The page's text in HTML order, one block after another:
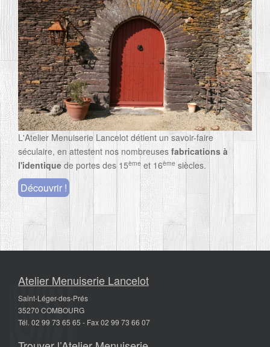
L'Atelier Menuiserie Lancelot détient un savoir-faire
séculaire, en attestent nos nombreuses fabrications à
l'identique de portes des 15ème et 16ème siècles.
Découvrir !
Atelier Menuiserie Lancelot
Saint-Léger-des-Prés
35270 COMBOURG
Tél. 02 99 73 65 65 - Fax 02 99 73 66 07